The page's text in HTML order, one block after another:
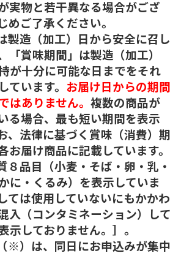
実物と若干異なる場合がござ
めご了承ください。
製造（加工）日から安全に召し
「賞味期間」は製造（加工）
が十分に可能な日までをそれ
ています。 お届け日からの期間
はありません。 複数の商品が
る場合、最も短い期間を表示
、法律に基づく賞味（消費）期
お届け商品に記載しています。
８品目（小麦・そば・卵・乳・
に・くるみ）を表示していま
ては使用していないにもかかわ
入（コンタミネーション）して
示しておりません。］。
※）は、同日にお申込みが集中